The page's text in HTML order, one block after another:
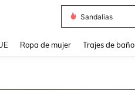
Sandalias
Ropa de mujer Trajes de baño